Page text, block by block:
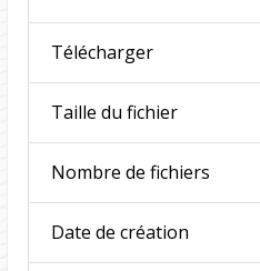
Télécharger
Taille du fichier
Nombre de fichiers
Date de création